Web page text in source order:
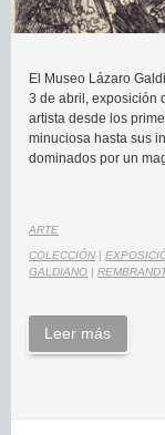
El Museo Lázaro
3 de abril, exposición
artista desde los
minuciosa hasta sus
dominados por un
ARTE
COLECCIÓN |
GALDIANO |
Leer más